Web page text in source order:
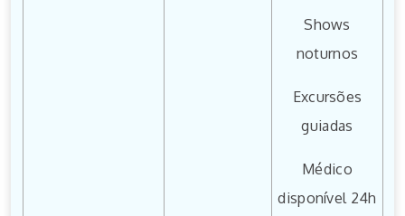
Shows
noturnos
Excursões
guiadas
Médico
disponível 24h